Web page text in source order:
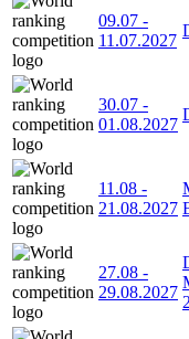
09.07 -
11.07.2027
30.07 -
01.08.2027
11.08 -
21.08.2027
27.08 -
29.08.2027